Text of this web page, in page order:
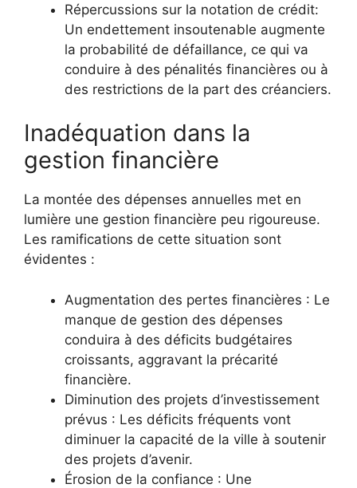
Répercussions sur la notation de crédit:
Un endettement insoutenable augmente
la probabilité de défaillance, ce qui va
conduire à des pénalités financières ou à
des restrictions de la part des créanciers.
Inadéquation dans la
gestion financière
La montée des dépenses annuelles met en
lumière une gestion financière peu rigoureuse.
Les ramifications de cette situation sont
évidentes :
Augmentation des pertes financières : Le
manque de gestion des dépenses
conduira à des déficits budgétaires
croissants, aggravant la précarité
financière.
Diminution des projets d’investissement
prévus : Les déficits fréquents vont
diminuer la capacité de la ville à soutenir
des projets d’avenir.
Érosion de la confiance : Une